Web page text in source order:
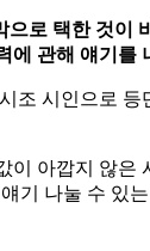
로 택한 것이
에 관해 얘기를
조 시인으로 등
아깝지 않은
기 나눌 수 있